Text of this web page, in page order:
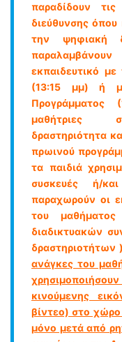
παραδίδουν
διεύθυνσης όπου
την ψηφιακή
εκπαιδευτικό
(13:15 μμ) ή
Προγράμματος
μαθήτριες
δραστηριότητα
πρωινού
τα παιδιά
συσκευές ή/
παραχωρούν οι
του μαθήματος
διαδικτυακών
δραστηριοτήτων )
ανάγκες του
κινούμενης
βίντεο) στο χώρο
μόνο μετά από